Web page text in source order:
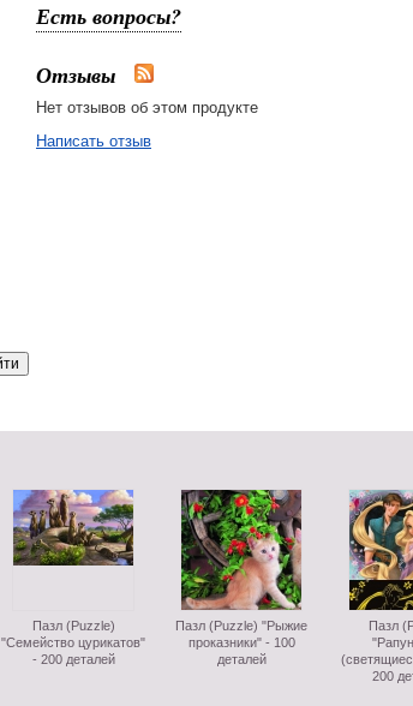
Есть вопросы?
Отзывы
Нет отзывов об этом продукте
Написать отзыв
Пазл (Puzzle)
"Семейство цурикатов"
- 200 деталей
Пазл (Puzzle) "Рыжие
проказники" - 100
деталей
Пазл
200